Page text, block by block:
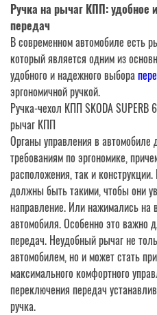
SPEED
Ручка на рычаг КПП: удобное
передач
В современном автомобиле есть
который является одним из
удобного и надежного выбора
эргономичной ручкой.
Ручка-чехол КПП SKODA SUPERB
рычаг КПП
Органы управления в
требованиям по эргономике,
расположения, так и
должны быть такими, чтобы они
направление. Или нажимались на
автомобиля. Особенно это важно
передач. Неудобный рычаг не
автомобилем, но и может стать
максимального комфортного
переключения передач
ручка.